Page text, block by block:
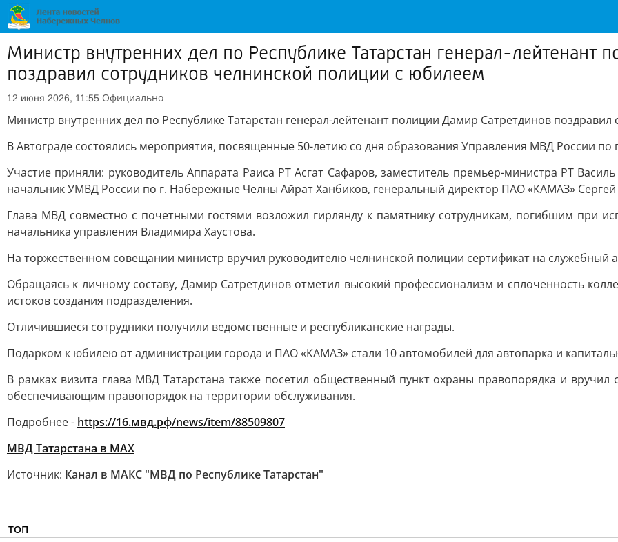
Министр внутренних дел по Республике Татарстан генерал-лейтенант
поздравил сотрудников челнинской полиции с юбилеем
12 июня 2026, 11:55 Официально
Министр внутренних дел по Республике Татарстан генерал-лейтенант полиции Дамир Сатретдинов
В Автограде состоялись мероприятия, посвященные 50-летию со дня образования Управления МВД России
Участие приняли: руководитель Аппарата Раиса РТ Асгат Сафаров, заместитель премьер-министра РТ
начальник УМВД России по г. Набережные Челны Айрат Ханбиков, генеральный директор ПАО «КАМАЗ» Сергей
Глава МВД совместно с почетными гостями возложил гирлянду к памятнику сотрудникам, погибшим при
начальника управления Владимира Хаустова.
На торжественном совещании министр вручил руководителю челнинской полиции сертификат на служебный
Обращаясь к личному составу, Дамир Сатретдинов отметил высокий профессионализм и сплоченность
истоков создания подразделения.
Отличившиеся сотрудники получили ведомственные и республиканские награды.
Подарком к юбилею от администрации города и ПАО «КАМАЗ» стали 10 автомобилей для автопарка и
В рамках визита глава МВД Татарстана также посетил общественный пункт охраны правопорядка и вручил
обеспечивающим правопорядок на территории обслуживания.
Подробнее - https://16.мвд.рф/news/item/88509807
МВД Татарстана в МАХ
Источник: Канал в МАКС "МВД по Республике Татарстан"
ТОП